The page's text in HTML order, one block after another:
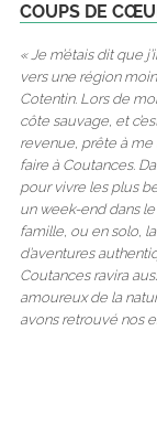
COUPS DE
« Je m’étais dit que
vers une région
Cotentin. Lors de
côte sauvage, et
revenue, prête à me
faire à Coutances.
pour vivre les plus
un week-end dans
famille, ou en solo,
d’aventures
Coutances ravira
amoureux de la
avons retrouvé nos